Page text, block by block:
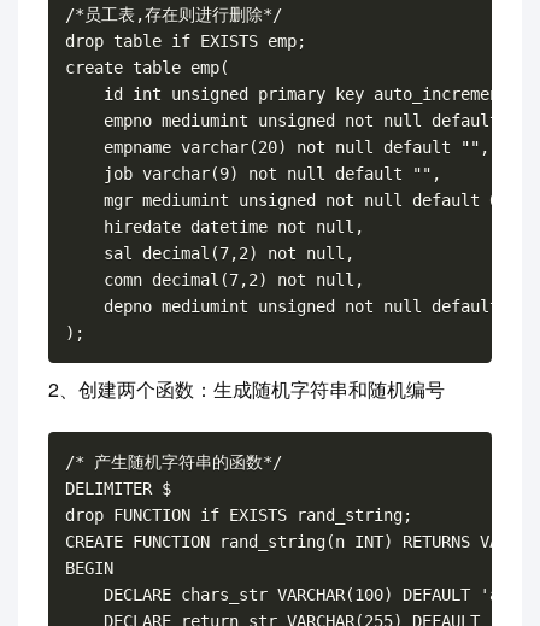
/*员工表,存在则进行删除*/
drop table if EXISTS emp;
create table emp(
id int unsigned primary key auto_increment,
empno mediumint unsigned not null default 0,
empname varchar(20) not null default "",
job varchar(9) not null default "",
mgr mediumint unsigned not null default 0,
hiredate datetime not null,
sal decimal(7,2) not null,
comn decimal(7,2) not null,
depno mediumint unsigned not null default 0
2、创建两个函数：生成随机字符串和随机编号
/* 产生随机字符串的函数*/
DELIMITER $
drop FUNCTION if EXISTS rand_string;
CREATE FUNCTION rand_string(n INT) RETURNS
BEGIN
DECLARE chars_str VARCHAR(100) DEFAULT
DECLARE return_str VARCHAR(255) DEFAULT '';